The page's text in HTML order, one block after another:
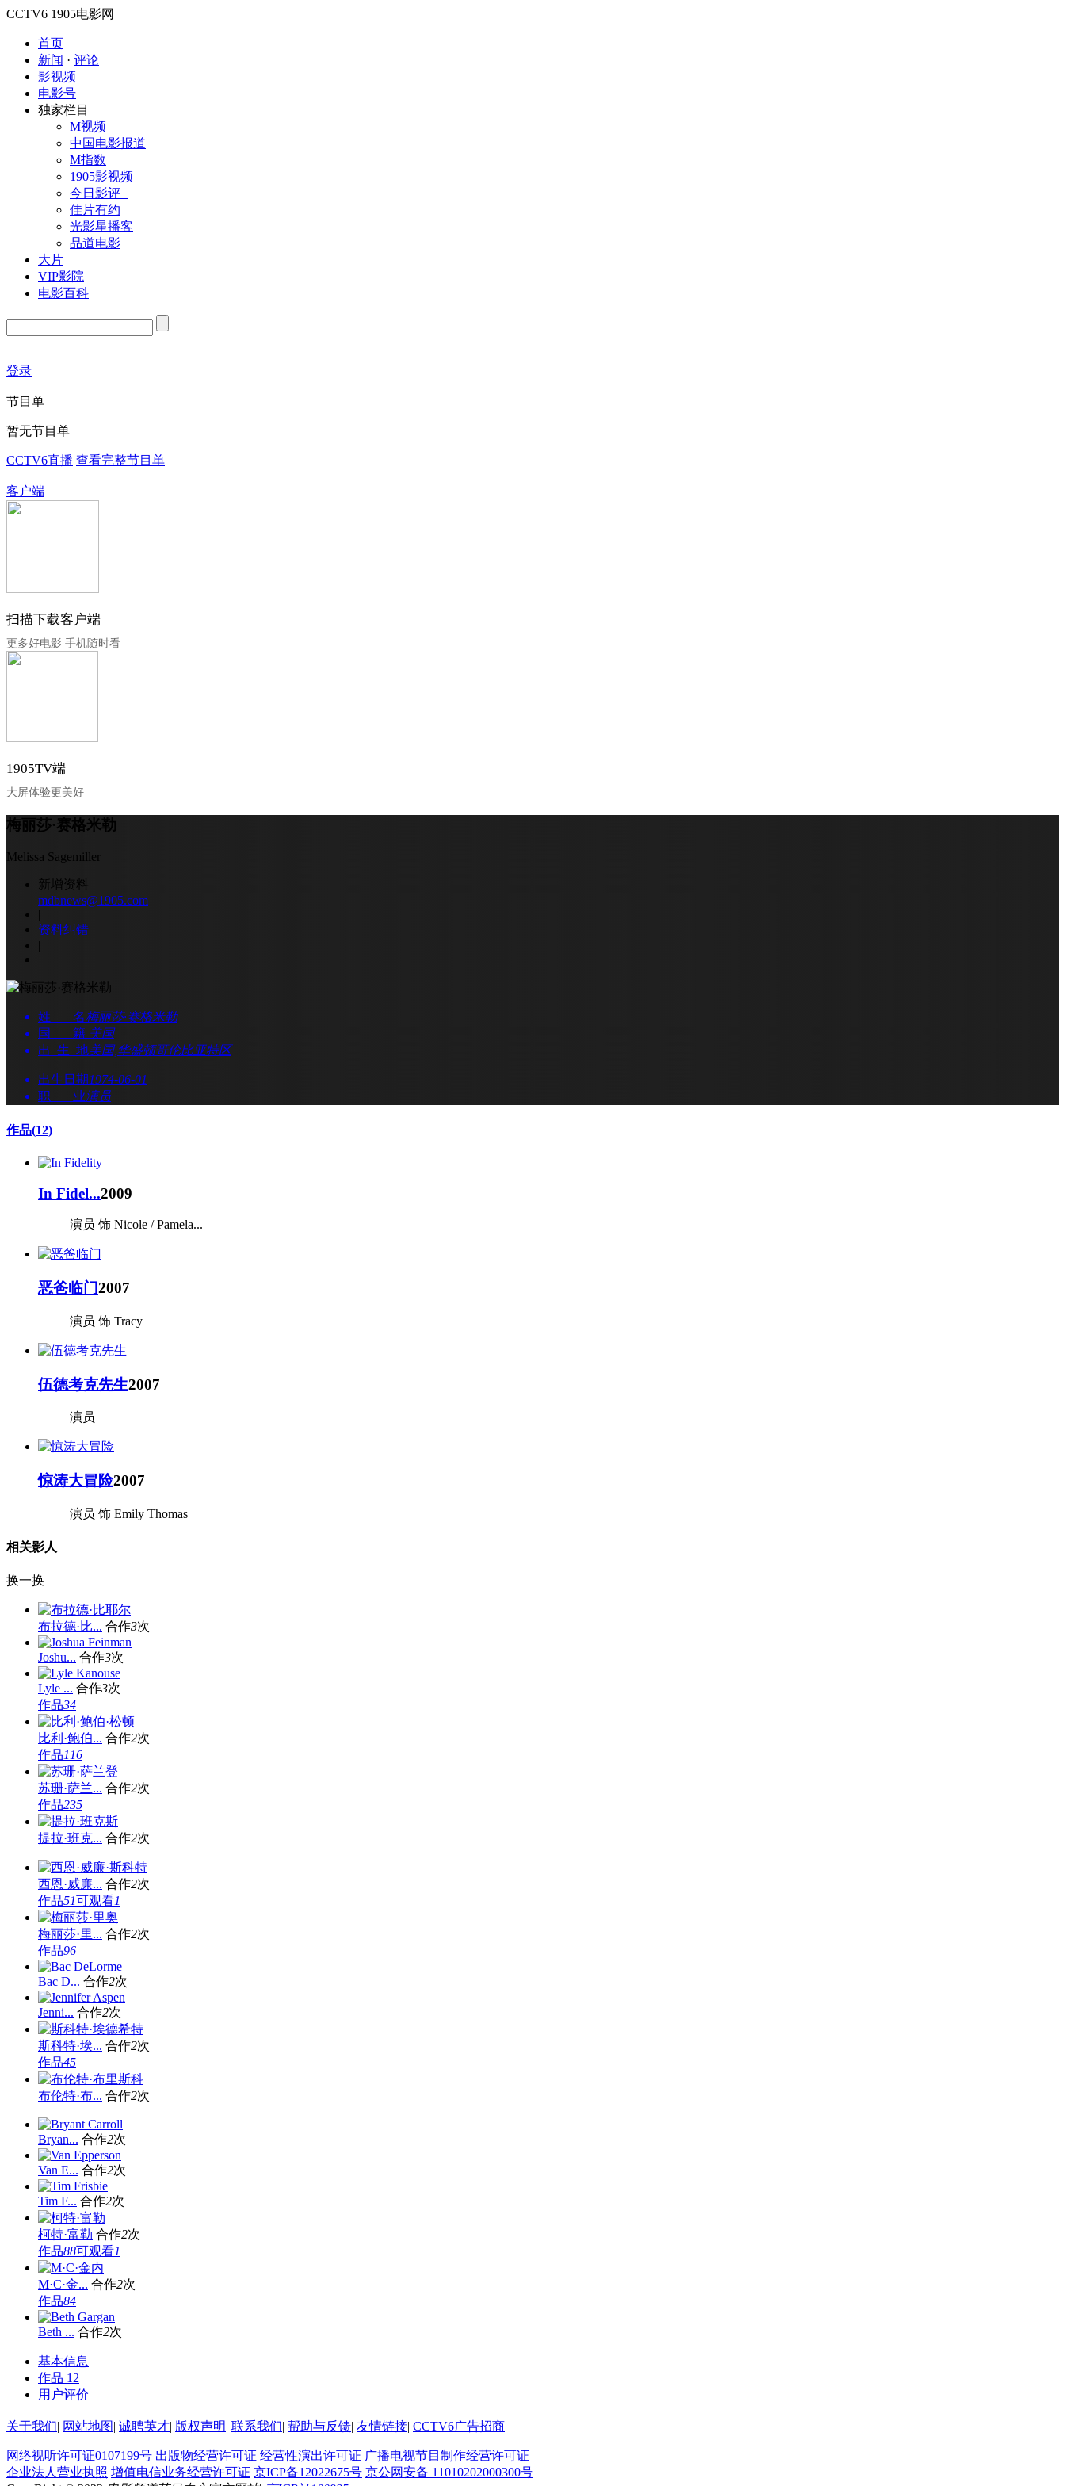
CCTV6 1905电影网
首页
新闻 · 评论
影视频
电影号
独家栏目
M视频
中国电影报道
M指数
1905影视频
今日影评+
佳片有约
光影星播客
品道电影
大片
VIP影院
电影百科
登录
节目单
暂无节目单
CCTV6直播 查看完整节目单
客户端
扫描下载客户端
更多好电影 手机随时看
1905TV端
大屏体验更美好
梅丽莎·赛格米勒
Melissa Sagemiller
新增资料
mdbnews@1905.com
|
资料纠错
|
姓 名梅丽莎·赛格米勒
国 籍 美国
出 生 地美国,华盛顿哥伦比亚特区
出生日期1974-06-01
职 业演员
作品(12)
In Fidel...2009
演员 饰 Nicole / Pamela...
恶爸临门2007
演员 饰 Tracy
伍德考克先生2007
演员
惊涛大冒险2007
演员 饰 Emily Thomas
相关影人
换一换
布拉德·比... 合作3次
Joshu... 合作3次
Lyle ... 合作3次
作品34
比利·鲍伯... 合作2次
作品116
苏珊·萨兰... 合作2次
作品235
提拉·班克... 合作2次
西恩·威廉... 合作2次
作品51可观看1
梅丽莎·里... 合作2次
作品96
Bac D... 合作2次
Jenni... 合作2次
斯科特·埃... 合作2次
作品45
布伦特·布... 合作2次
Bryan... 合作2次
Van E... 合作2次
Tim F... 合作2次
柯特·富勒 合作2次
作品88可观看1
M·C·金... 合作2次
作品84
Beth ... 合作2次
基本信息
作品 12
用户评价
关于我们| 网站地图| 诚聘英才| 版权声明| 联系我们| 帮助与反馈| 友情链接| CCTV6广告招商
网络视听许可证0107199号 出版物经营许可证 经营性演出许可证 广播电视节目制作经营许可证
企业法人营业执照 增值电信业务经营许可证 京ICP备12022675号 京公网安备 11010202000300号